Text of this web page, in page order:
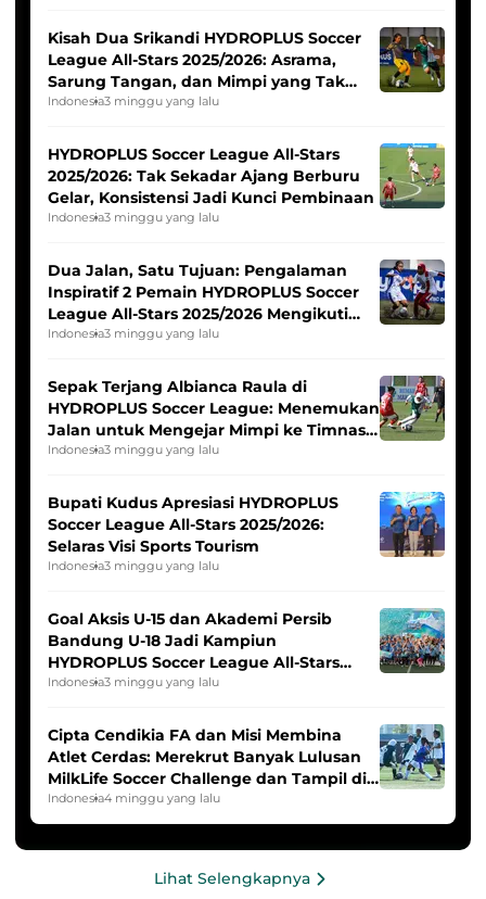
Kisah Dua Srikandi HYDROPLUS Soccer
League All-Stars 2025/2026: Asrama,
Sarung Tangan, dan Mimpi yang Tak
Pernah Padam
Indonesia3 minggu yang lalu
HYDROPLUS Soccer League All-Stars
2025/2026: Tak Sekadar Ajang Berburu
Gelar, Konsistensi Jadi Kunci Pembinaan
Indonesia3 minggu yang lalu
Dua Jalan, Satu Tujuan: Pengalaman
Inspiratif 2 Pemain HYDROPLUS Soccer
League All-Stars 2025/2026 Mengikuti
Seleksi Timnas Indonesia Putri
Indonesia3 minggu yang lalu
Sepak Terjang Albianca Raula di
HYDROPLUS Soccer League: Menemukan
Jalan untuk Mengejar Mimpi ke Timnas
Indonesia Putri
Indonesia3 minggu yang lalu
Bupati Kudus Apresiasi HYDROPLUS
Soccer League All-Stars 2025/2026:
Selaras Visi Sports Tourism
Indonesia3 minggu yang lalu
Goal Aksis U-15 dan Akademi Persib
Bandung U-18 Jadi Kampiun
HYDROPLUS Soccer League All-Stars
2025/2026
Indonesia3 minggu yang lalu
Cipta Cendikia FA dan Misi Membina
Atlet Cerdas: Merekrut Banyak Lulusan
MilkLife Soccer Challenge dan Tampil di
HYDROPLUS Soccer League
Indonesia4 minggu yang lalu
Lihat Selengkapnya